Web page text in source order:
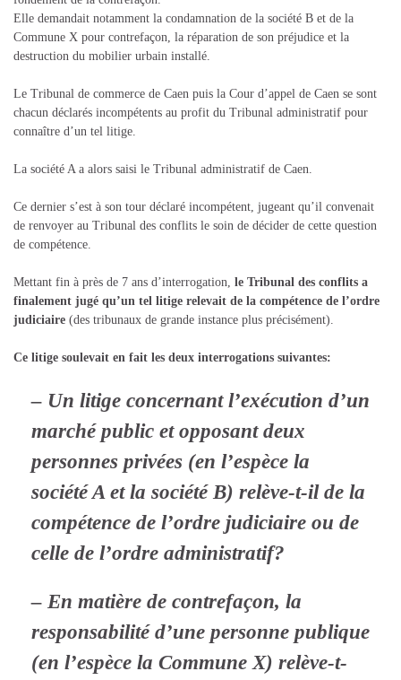
Elle demandait notamment la condamnation de la société B et de la
Commune X pour contrefaçon, la réparation de son préjudice et la
destruction du mobilier urbain installé.
Le Tribunal de commerce de Caen puis la Cour d’appel de Caen se sont
chacun déclarés incompétents au profit du Tribunal administratif pour
connaître d’un tel litige.
La société A a alors saisi le Tribunal administratif de Caen.
Ce dernier s’est à son tour déclaré incompétent, jugeant qu’il convenait
de renvoyer au Tribunal des conflits le soin de décider de cette question
de compétence.
Mettant fin à près de 7 ans d’interrogation, le Tribunal des conflits a
finalement jugé qu’un tel litige relevait de la compétence de l’ordre
judiciaire (des tribunaux de grande instance plus précisément).
Ce litige soulevait en fait les deux interrogations suivantes:
– Un litige concernant l’exécution d’un
marché public et opposant deux
personnes privées (en l’espèce la
société A et la société B) relève-t-il de la
compétence de l’ordre judiciaire ou de
celle de l’ordre administratif?
– En matière de contrefaçon, la
responsabilité d’une personne publique
(en l’espèce la Commune X) relève-t-